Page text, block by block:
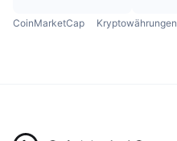
CoinMarketCap Kryptowährungen